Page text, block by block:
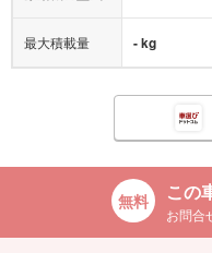
最大積載量 - kg
この
お問合